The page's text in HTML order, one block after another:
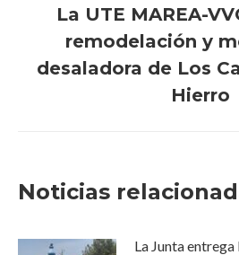
La UTE MAREA-
remodelación y
desaladora de Los
Hierro
Noticias
La Junta entrega